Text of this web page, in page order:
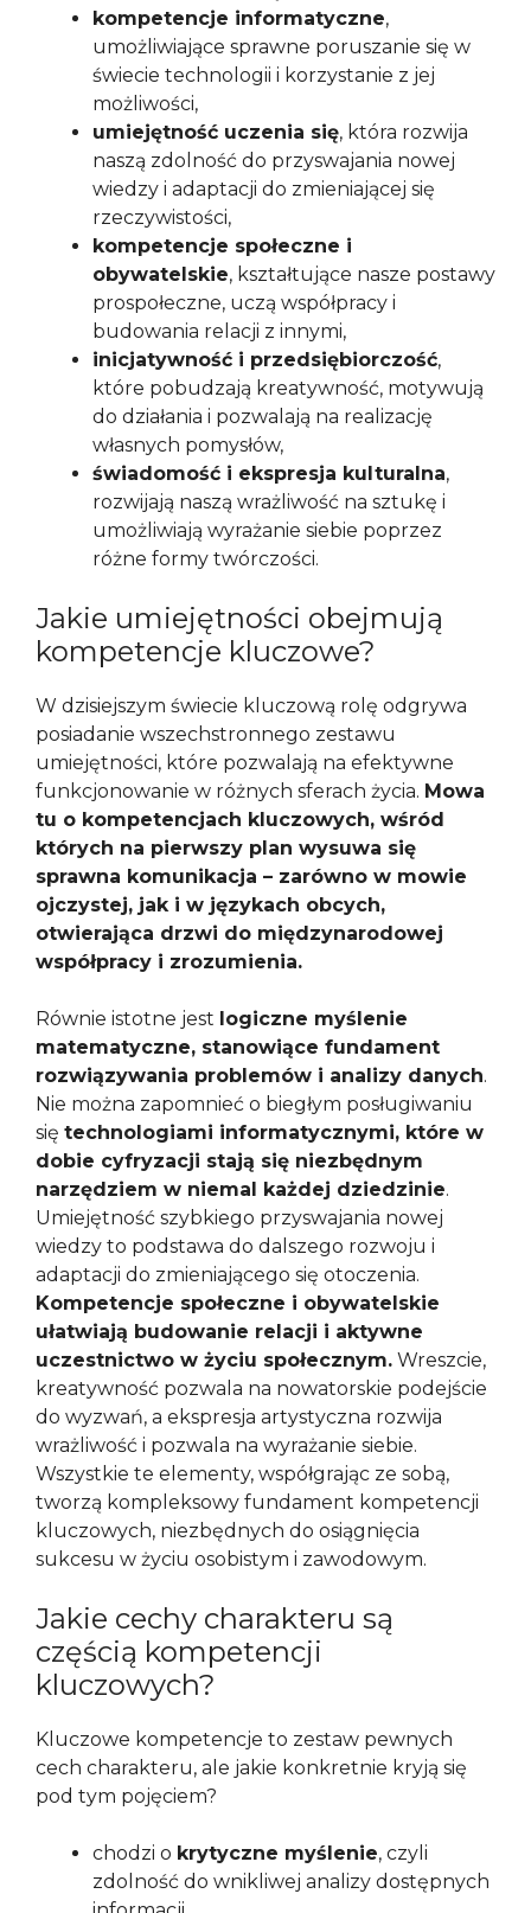
kompetencje informatyczne,
umożliwiające sprawne poruszanie się w
świecie technologii i korzystanie z jej
możliwości,
umiejętność uczenia się, która rozwija
naszą zdolność do przyswajania nowej
wiedzy i adaptacji do zmieniającej się
rzeczywistości,
kompetencje społeczne i
obywatelskie, kształtujące nasze postawy
prospołeczne, uczą współpracy i
budowania relacji z innymi,
inicjatywność i przedsiębiorczość,
które pobudzają kreatywność, motywują
do działania i pozwalają na realizację
własnych pomysłów,
świadomość i ekspresja kulturalna,
rozwijają naszą wrażliwość na sztukę i
umożliwiają wyrażanie siebie poprzez
różne formy twórczości.
Jakie umiejętności obejmują
kompetencje kluczowe?
W dzisiejszym świecie kluczową rolę odgrywa
posiadanie wszechstronnego zestawu
umiejętności, które pozwalają na efektywne
funkcjonowanie w różnych sferach życia. Mowa
tu o kompetencjach kluczowych, wśród
których na pierwszy plan wysuwa się
sprawna komunikacja – zarówno w mowie
ojczystej, jak i w językach obcych,
otwierająca drzwi do międzynarodowej
współpracy i zrozumienia.
Równie istotne jest logiczne myślenie
matematyczne, stanowiące fundament
rozwiązywania problemów i analizy danych.
Nie można zapomnieć o biegłym posługiwaniu
się technologiami informatycznymi, które w
dobie cyfryzacji stają się niezbędnym
narzędziem w niemal każdej dziedzinie.
Umiejętność szybkiego przyswajania nowej
wiedzy to podstawa do dalszego rozwoju i
adaptacji do zmieniającego się otoczenia.
Kompetencje społeczne i obywatelskie
ułatwiają budowanie relacji i aktywne
uczestnictwo w życiu społecznym. Wreszcie,
kreatywność pozwala na nowatorskie podejście
do wyzwań, a ekspresja artystyczna rozwija
wrażliwość i pozwala na wyrażanie siebie.
Wszystkie te elementy, współgrając ze sobą,
tworzą kompleksowy fundament kompetencji
kluczowych, niezbędnych do osiągnięcia
sukcesu w życiu osobistym i zawodowym.
Jakie cechy charakteru są
częścią kompetencji
kluczowych?
Kluczowe kompetencje to zestaw pewnych
cech charakteru, ale jakie konkretnie kryją się
pod tym pojęciem?
chodzi o krytyczne myślenie, czyli
zdolność do wnikliwej analizy dostępnych